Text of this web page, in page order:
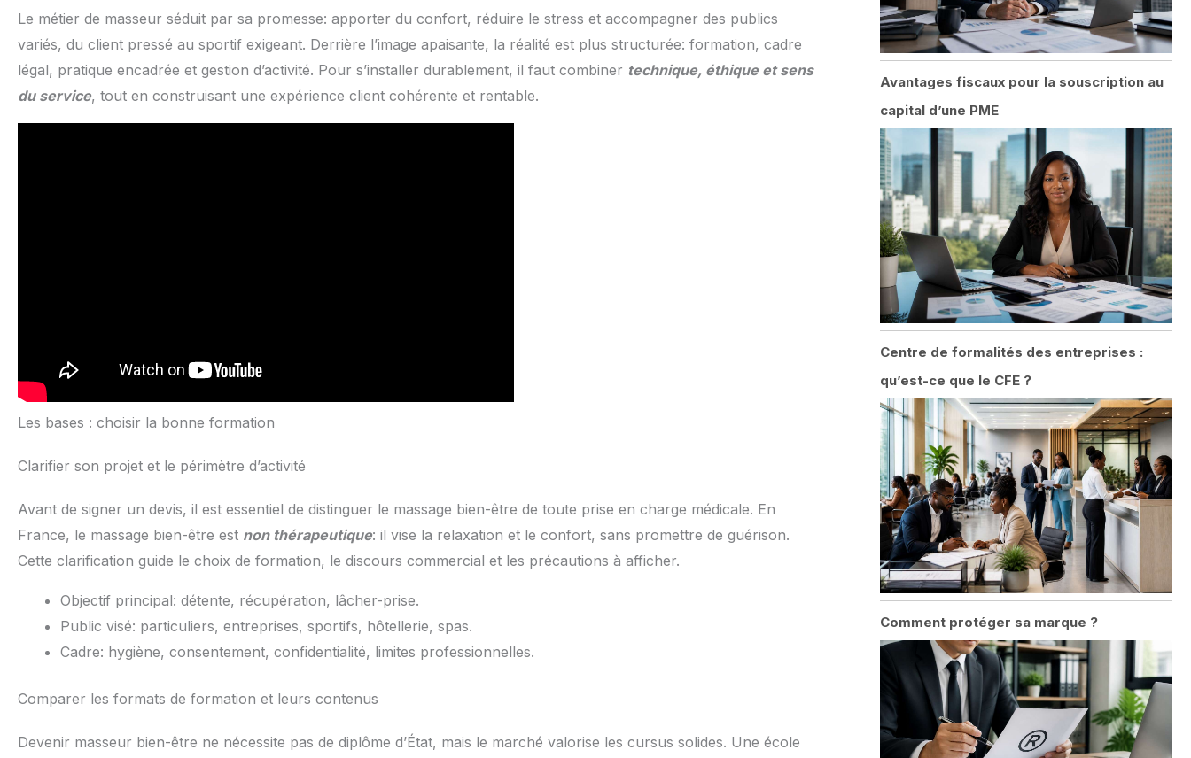
Le métier de masseur séduit par sa promesse: apporter du confort, réduire le stress et accompagner des publics
variés, du client pressé au sportif exigeant. Derrière l’image apaisante, la réalité est plus structurée: formation, cadre
légal, pratique encadrée et gestion d’activité. Pour s’installer durablement, il faut combiner technique, éthique et sens
du service, tout en construisant une expérience client cohérente et rentable.
Les bases : choisir la bonne formation
Clarifier son projet et le périmètre d’activité
Avant de signer un devis, il est essentiel de distinguer le massage bien-être de toute prise en charge médicale. En
France, le massage bien-être est non thérapeutique: il vise la relaxation et le confort, sans promettre de guérison.
Cette clarification guide le choix de formation, le discours commercial et les précautions à afficher.
Objectif principal: détente, récupération, lâcher-prise.
Public visé: particuliers, entreprises, sportifs, hôtellerie, spas.
Cadre: hygiène, consentement, confidentialité, limites professionnelles.
Comparer les formats de formation et leurs contenus
Devenir masseur bien-être ne nécessite pas de diplôme d’État, mais le marché valorise les cursus solides. Une école
Avantages fiscaux pour la souscription au
capital d’une PME
Centre de formalités des entreprises :
qu’est-ce que le CFE ?
Comment protéger sa marque ?